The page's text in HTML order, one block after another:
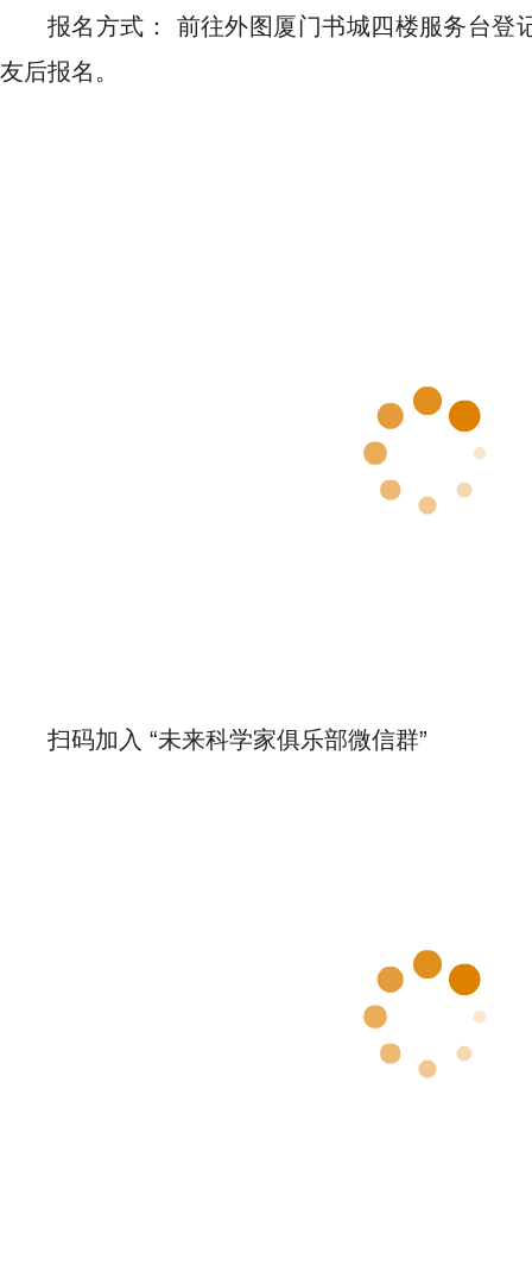
报名方式： 前往外图厦门书城四楼服务台登
友后报名。
扫码加入 “未来科学家俱乐部微信群”